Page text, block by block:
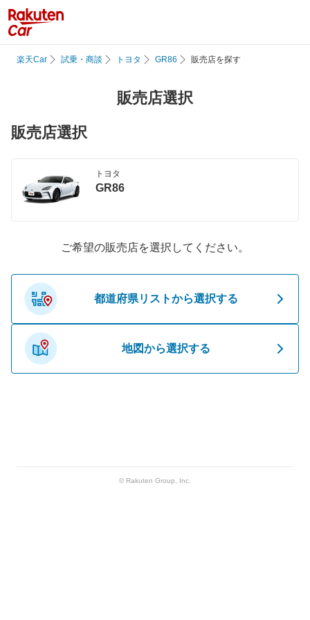
楽天Car 試乗・商談 トヨタ GR86 販売店を探す
販売店選択
販売店選択
トヨタ
GR86
ご希望の販売店を選択してください。
都道府県リストから選択する
地図から選択する
© Rakuten Group, Inc.